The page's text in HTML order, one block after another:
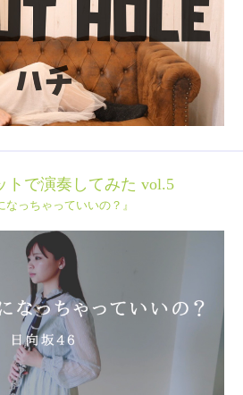
トで演奏してみた vol.5
っちゃっていいの？』